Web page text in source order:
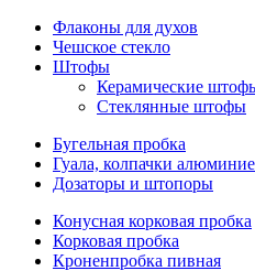
Флаконы для духов
Чешское стекло
Штофы
Керамические
Стеклянные штофы
Бугельная пробка
Гуала, колпачки
Дозаторы и штопоры
Конусная корковая пробка
Корковая пробка
Кроненпробка пивная